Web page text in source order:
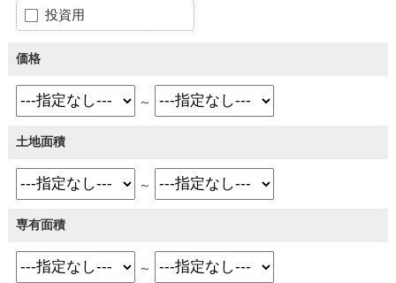
投資用
価格
～
土地面積
～
専有面積
～